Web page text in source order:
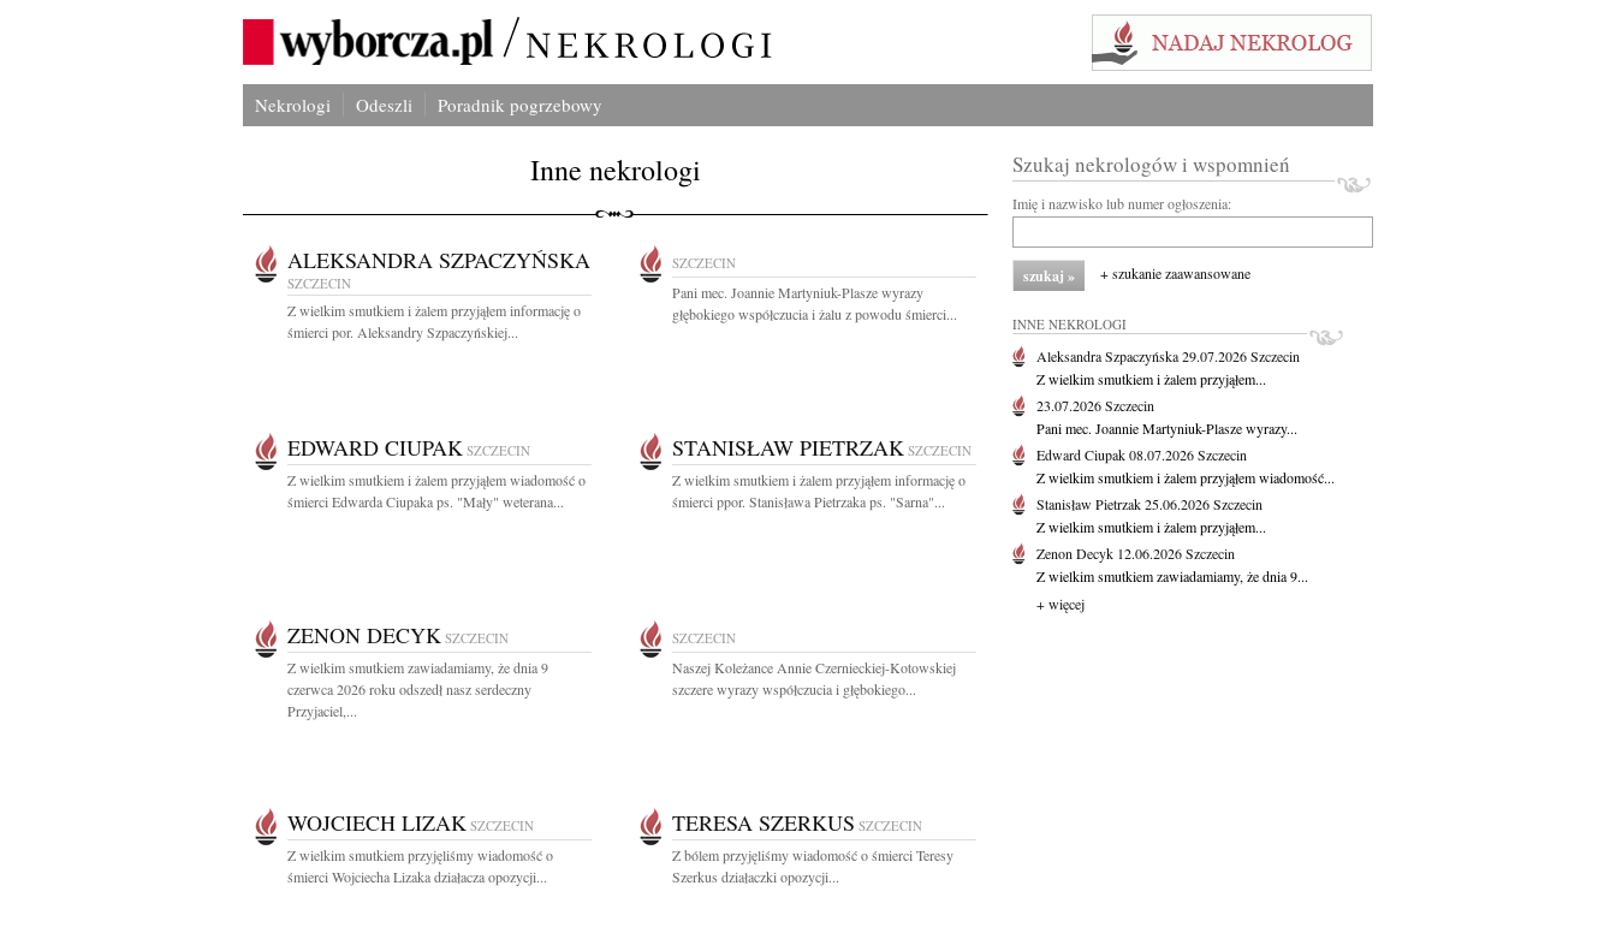
Nekrologi Odeszli Poradnik pogrzebowy
Inne nekrologi
ALEKSANDRA SZPACZYŃSKA
SZCZECIN
Z wielkim smutkiem i żalem przyjąłem informację o
śmierci por. Aleksandry Szpaczyńskiej...
SZCZECIN
Pani mec. Joannie Martyniuk-Plasze wyrazy
głębokiego współczucia i żalu z powodu śmierci...
EDWARD CIUPAK SZCZECIN
Z wielkim smutkiem i żalem przyjąłem wiadomość o
śmierci Edwarda Ciupaka ps. "Mały" weterana...
STANISŁAW PIETRZAK SZCZECIN
Z wielkim smutkiem i żalem przyjąłem informację o
śmierci ppor. Stanisława Pietrzaka ps. "Sarna"...
ZENON DECYK SZCZECIN
Z wielkim smutkiem zawiadamiamy, że dnia 9
czerwca 2026 roku odszedł nasz serdeczny
Przyjaciel,...
SZCZECIN
Naszej Koleżance Annie Czernieckiej-Kotowskiej
szczere wyrazy współczucia i głębokiego...
WOJCIECH LIZAK SZCZECIN
Z wielkim smutkiem przyjęliśmy wiadomość o
śmierci Wojciecha Lizaka działacza opozycji...
TERESA SZERKUS SZCZECIN
Z bólem przyjęliśmy wiadomość o śmierci Teresy
Szerkus działaczki opozycji...
Szukaj nekrologów i wspomnień
Imię i nazwisko lub numer ogłoszenia:
+ szukanie zaawansowane
INNE NEKROLOGI
Aleksandra Szpaczyńska29.07.2026Szczecin
Z wielkim smutkiem i żalem przyjąłem...
23.07.2026Szczecin
Pani mec. Joannie Martyniuk-Plasze wyrazy...
Edward Ciupak08.07.2026Szczecin
Z wielkim smutkiem i żalem przyjąłem wiadomość...
Stanisław Pietrzak25.06.2026Szczecin
Z wielkim smutkiem i żalem przyjąłem...
Zenon Decyk 12.06.2026Szczecin
Z wielkim smutkiem zawiadamiamy, że dnia 9...
+ więcej